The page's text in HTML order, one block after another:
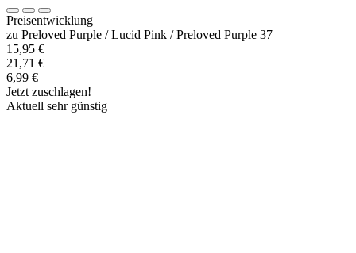
Preisentwicklung
zu Preloved Purple / Lucid Pink / Preloved Purple 37
15,95 €
21,71 €
6,99 €
Jetzt zuschlagen!
Aktuell sehr günstig